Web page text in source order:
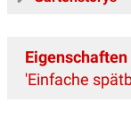
Eigenschaften
'Einfache